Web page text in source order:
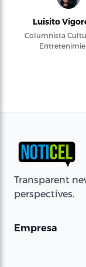
Luisito
Columnista
Transparent
perspectives.
Empresa